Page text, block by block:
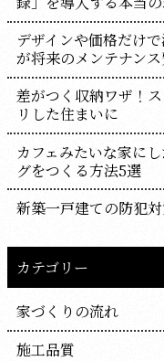
デザインや価格だけ
が将来のメンテナン
差がつく収納ワザ！
リした住まいに
カフェみたいな家に
グをつくる方法5選
新築一戸建ての防犯
カテゴリー
家づくりの流れ
施工品質